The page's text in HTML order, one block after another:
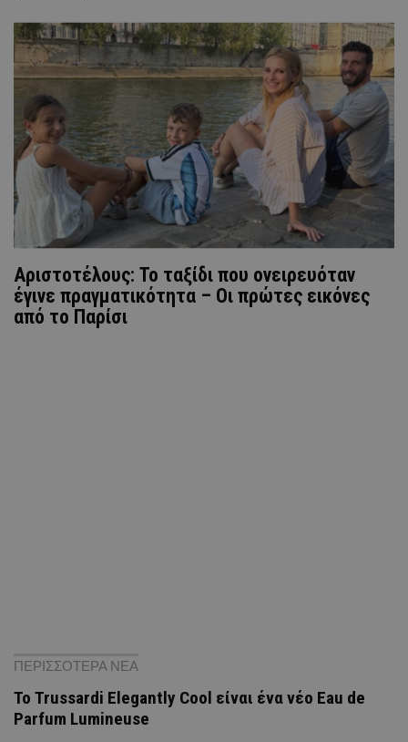
Αριστοτέλους: Το ταξίδι που ονειρευόταν
έγινε πραγματικότητα – Οι πρώτες εικόνες
από το Παρίσι
ΠΕΡΙΣΣΟΤΕΡΑ ΝΕΑ
Το Trussardi Elegantly Cool είναι ένα νέο Eau de
Parfum Lumineuse